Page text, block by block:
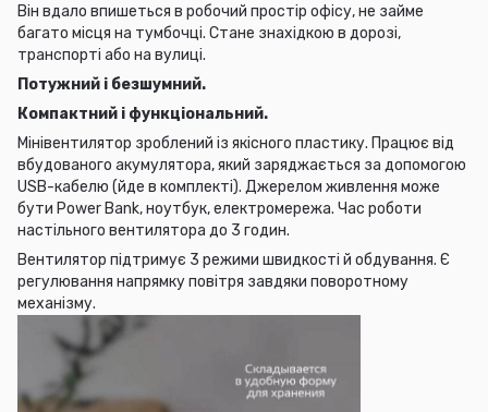
Він вдало впишеться в робочий простір офісу, не займе
багато місця на тумбочці. Стане знахідкою в дорозі,
транспорті або на вулиці.
Потужний і безшумний.
Компактний і функціональний.
Мінівентилятор зроблений із якісного пластику. Працює від
вбудованого акумулятора, який заряджається за допомогою
USB-кабелю (йде в комплекті). Джерелом живлення може
бути Power Bank, ноутбук, електромережа. Час роботи
настільного вентилятора до 3 годин.
Вентилятор підтримує 3 режими швидкості й обдування. Є
регулювання напрямку повітря завдяки поворотному
механізму.